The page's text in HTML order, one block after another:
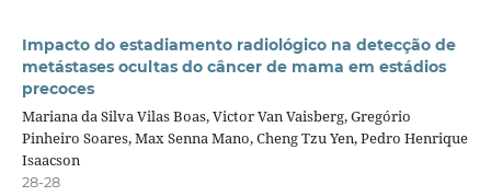
Impacto do estadiamento radiológico na detecção de
metástases ocultas do câncer de mama em estádios
precoces
Mariana da Silva Vilas Boas, Victor Van Vaisberg, Gregório
Pinheiro Soares, Max Senna Mano, Cheng Tzu Yen, Pedro Henrique
Isaacson
28-28